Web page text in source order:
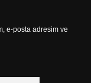
e-posta adresim ve